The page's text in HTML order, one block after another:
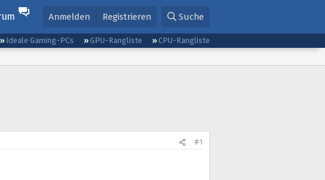
Anmelden Registrieren Suche
Ideale Gaming-PCs GPU-Rangliste
CPU-Rangliste
#1